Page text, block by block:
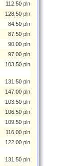
112.50 pln
128.50 pln
84.50 pln
87.50 pln
90.00 pln
97.00 pln
103.50 pln
131.50 pln
147.00 pln
103.50 pln
106.50 pln
109.50 pln
116.00 pln
122.00 pln
131.50 pln